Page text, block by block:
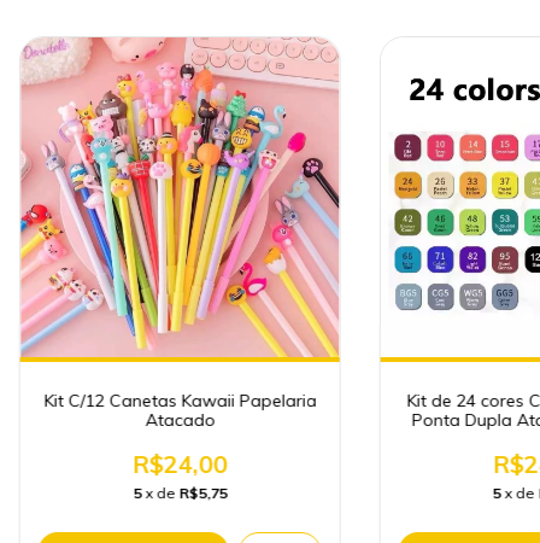
Kit C/12 Canetas Kawaii Papelaria
Atacado
R$24,00
5 x de R$5,75
Kit de 24 cores
Ponta Dupla
5 x de